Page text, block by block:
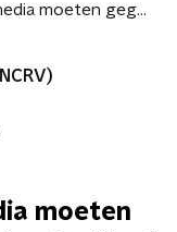
Michiel Vos: 'Social media moeten gegevens over bestorming Capitool afstaan'
moeten